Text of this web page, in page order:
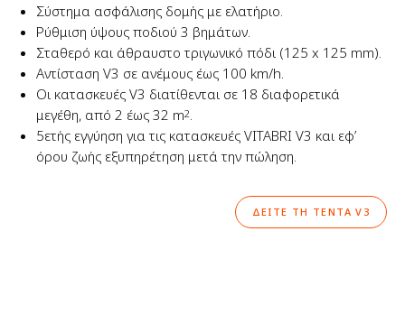
Σύστημα ασφάλισης δομής με ελατήριο.
Ρύθμιση ύψους ποδιού 3 βημάτων.
Σταθερό και άθραυστο τριγωνικό πόδι (125 x 125 mm).
Αντίσταση V3 σε ανέμους έως 100 km/h.
Οι κατασκευές V3 διατίθενται σε 18 διαφορετικά
μεγέθη, από 2 έως 32 m2
5ετής εγγύηση για τις κατασκευές VITABRI V3 και εφ’
όρου ζωής εξυπηρέτηση μετά την πώληση.
ΔΕΙΤΕ ΤΗ ΤΕΝΤΑ V3